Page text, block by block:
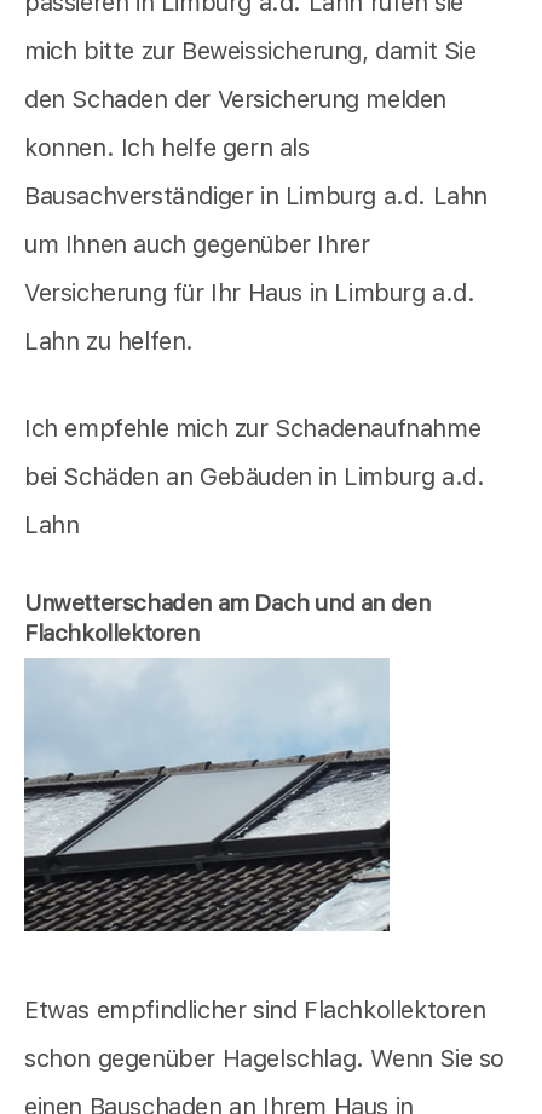
mich bitte zur Beweissicherung, damit Sie
den Schaden der Versicherung melden
konnen. Ich helfe gern als
Bausachverständiger in Limburg a.d. Lahn
um Ihnen auch gegenüber Ihrer
Versicherung für Ihr Haus in Limburg a.d.
Lahn zu helfen.
Ich empfehle mich zur Schadenaufnahme
bei Schäden an Gebäuden in Limburg a.d.
Lahn
Unwetterschaden am Dach und an den
Flachkollektoren
Etwas empfindlicher sind Flachkollektoren
schon gegenüber Hagelschlag. Wenn Sie so
einen Bauschaden an Ihrem Haus in